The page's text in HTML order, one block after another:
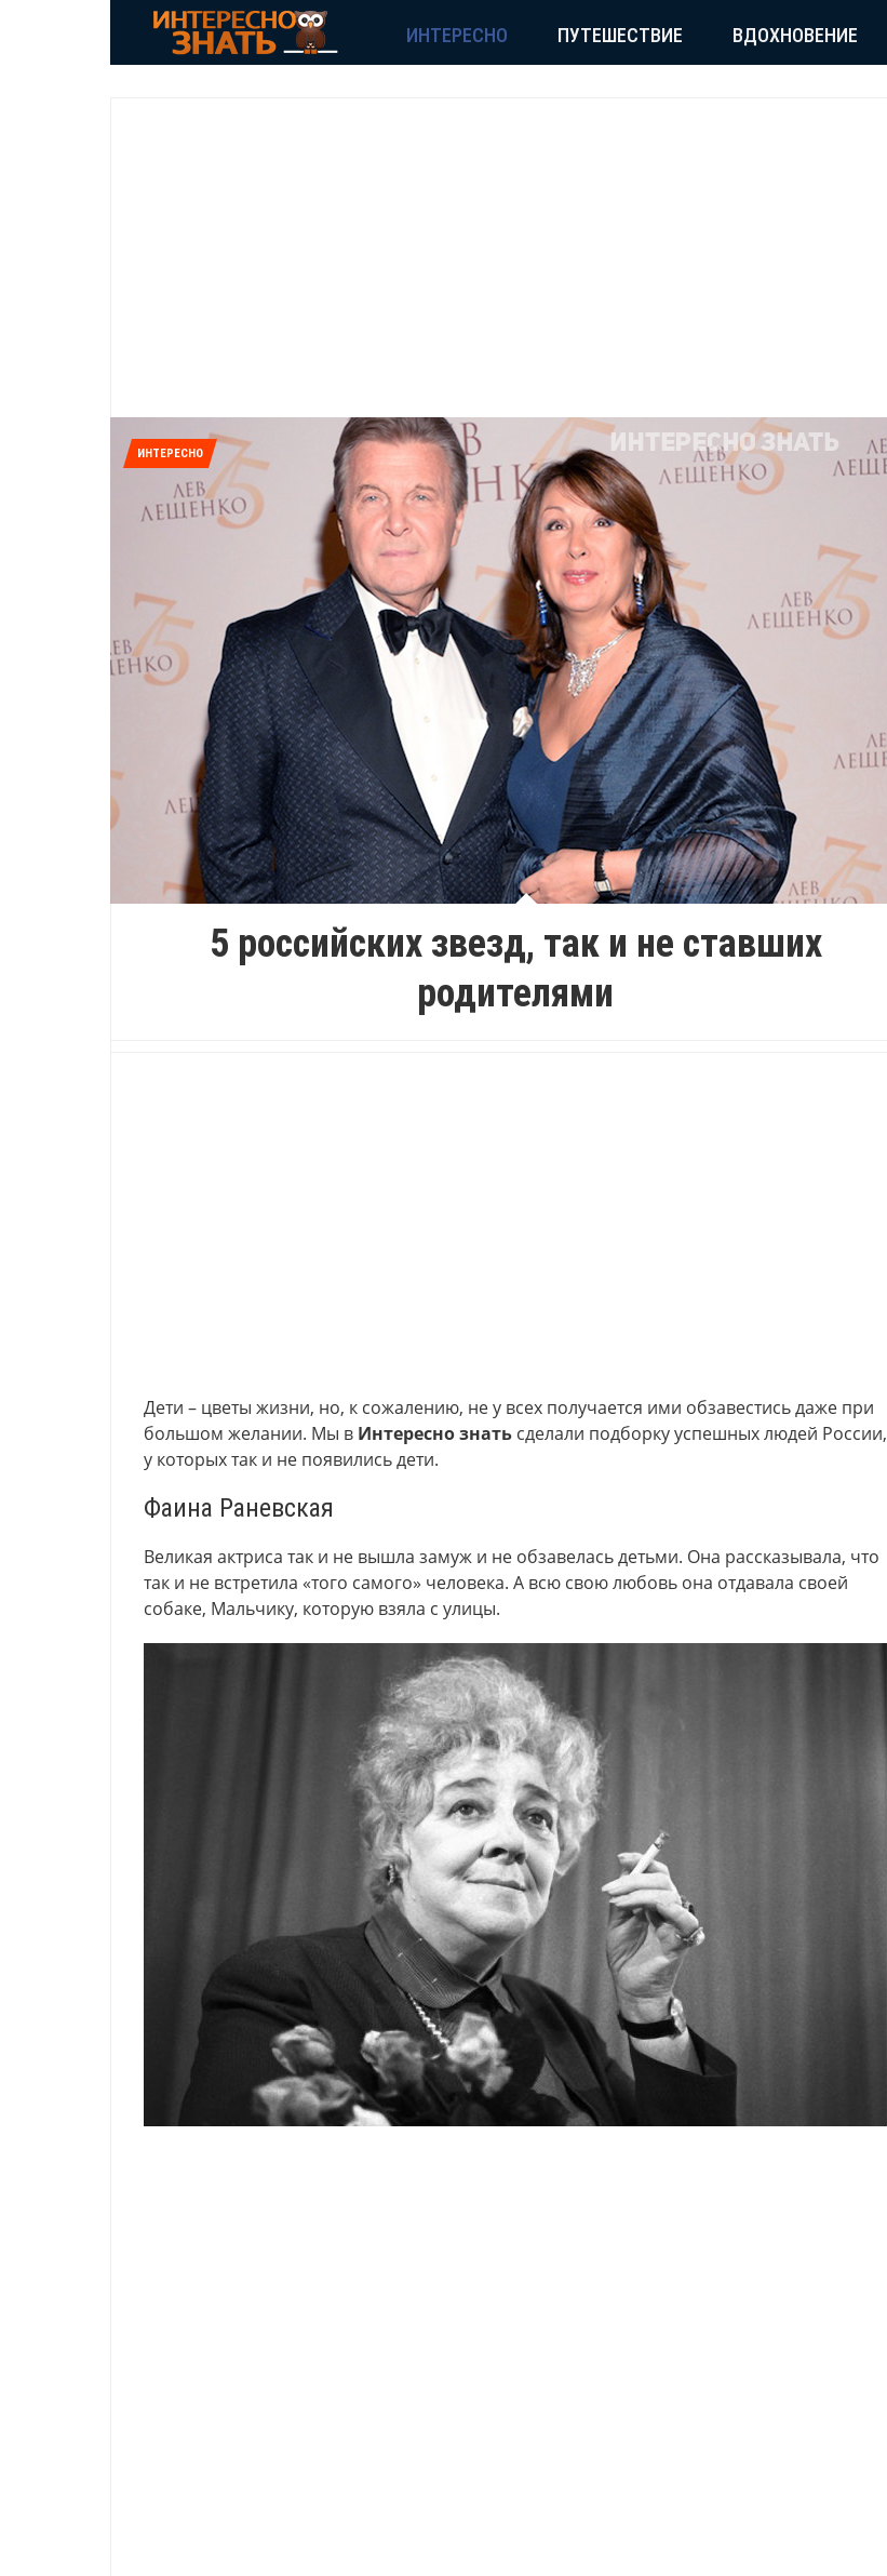
ИНТЕРЕСНО ПУТЕШЕСТВИЕ ВДОХНОВЕНИЕ
ИНТЕРЕСНО
5 российских звезд, так и не ставших
родителями
Дети – цветы жизни, но, к сожалению, не у всех получается ими обзавестись даже при
большом желании. Мы в Интересно знать сделали подборку успешных людей России,
у которых так и не появились дети.
Фаина Раневская
Великая актриса так и не вышла замуж и не обзавелась детьми. Она рассказывала, что
так и не встретила «того самого» человека. А всю свою любовь она отдавала своей
собаке, Мальчику, которую взяла с улицы.